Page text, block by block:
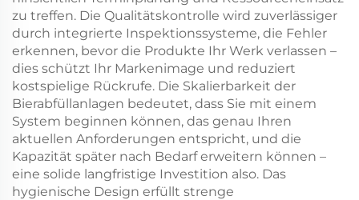
zu treffen. Die Qualitätskontrolle wird zuverlässiger
durch integrierte Inspektionssysteme, die Fehler
erkennen, bevor die Produkte Ihr Werk verlassen –
dies schützt Ihr Markenimage und reduziert
kostspielige Rückrufe. Die Skalierbarkeit der
Bierabfüllanlagen bedeutet, dass Sie mit einem
System beginnen können, das genau Ihren
aktuellen Anforderungen entspricht, und die
Kapazität später nach Bedarf erweitern können –
eine solide langfristige Investition also. Das
hygienische Design erfüllt strenge